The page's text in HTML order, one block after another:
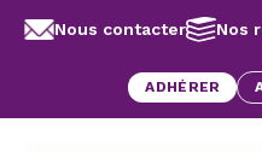
Aller au contenu
Nous contacter Nos
ADHÉRER
Panneau de gestion des